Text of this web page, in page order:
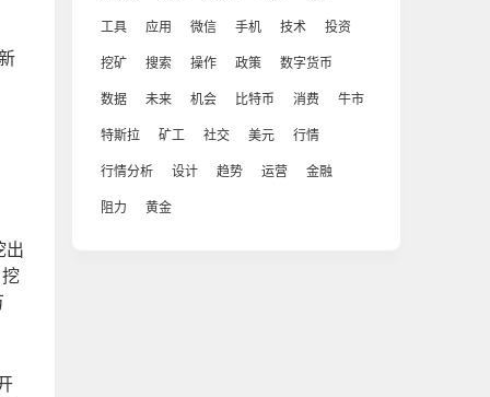
出
工具 应用 微信 手机 技术 投资
挖矿 搜索 操作 政策 数字货币
数据 未来 机会 比特币 消费 牛市
特斯拉 矿工 社交 美元 行情
行情分析 设计 趋势 运营 金融
阻力 黄金